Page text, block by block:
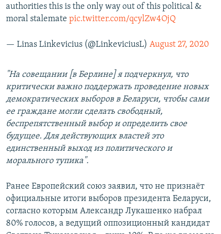
authorities this is the only way out of this political &
moral stalemate pic.twitter.com/qcylZw4OjQ
— Linas Linkevicius (@LinkeviciusL) August 27, 2020
"На совещании [в Берлине] я подчеркнул, что
критически важно поддержать проведение новых
демократических выборов в Беларуси, чтобы сами
ее граждане могли сделать свободный,
беспрепятственный выбор и определить свое
будущее. Для действующих властей это
единственный выход из политического и
морального тупика ".
Ранее Европейский союз заявил, что не признаёт
официальные итоги выборов президента Беларуси,
согласно которым Александр Лукашенко набрал
80% голосов, а ведущий оппозиционный кандидат